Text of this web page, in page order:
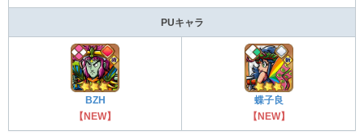
PUキャラ
BZH
【NEW】
蝶子良
【NEW】